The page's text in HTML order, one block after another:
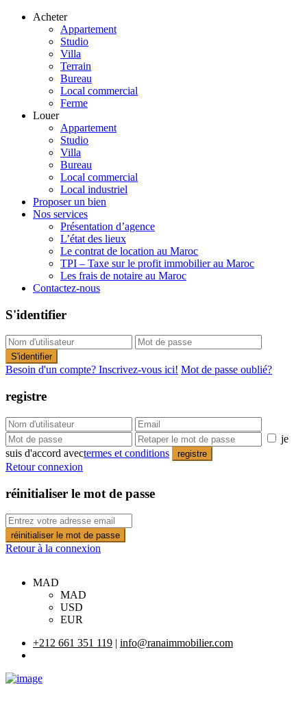
Acheter
Appartement
Studio
Villa
Terrain
Bureau
Local commercial
Ferme
Louer
Appartement
Studio
Villa
Bureau
Local commercial
Local industriel
Proposer un bien
Nos services
Présentation d’agence
L’état des lieux
Le contrat de location au Maroc
TPI – Taxe sur le profit immobilier au Maroc
Les frais de notaire au Maroc
Contactez-nous
S'identifier
S'identifier
Besoin d'un compte? Inscrivez-vous ici! Mot de passe oublié?
registre
je
suis d'accord avectermes et conditions registre
Retour connexion
réinitialiser le mot de passe
réinitialiser le mot de passe
Retour à la connexion
MAD
MAD
USD
EUR
+212 661 351 119 | info@ranaimmobilier.com